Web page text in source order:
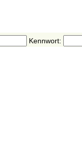
Kennwort: